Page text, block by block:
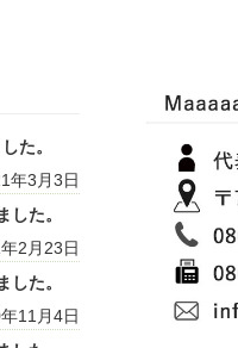
た。
年3月3日
た。
2月23日
た。
11月4日